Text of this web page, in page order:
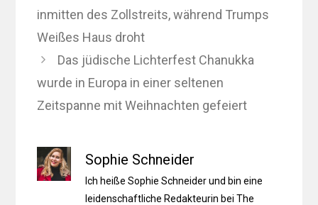
inmitten des Zollstreits, während Trumps
Weißes Haus droht
Das jüdische Lichterfest Chanukka
wurde in Europa in einer seltenen
Zeitspanne mit Weihnachten gefeiert
Sophie Schneider
Ich heiße Sophie Schneider und bin eine
leidenschaftliche Redakteurin bei The